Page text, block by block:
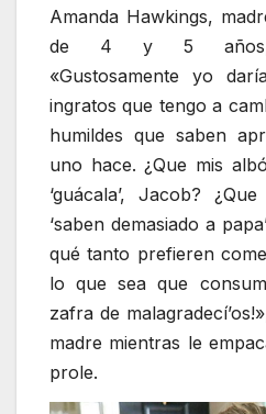
Amanda Hawkings,
de 4 y 5 años,
«Gustosamente yo
ingratos que tengo a
humildes que saben
uno hace. ¿Que mis
‘guácala’, Jacob?
‘saben demasiado a
qué tanto prefieren
lo que sea que
zafra de
madre mientras le
prole.